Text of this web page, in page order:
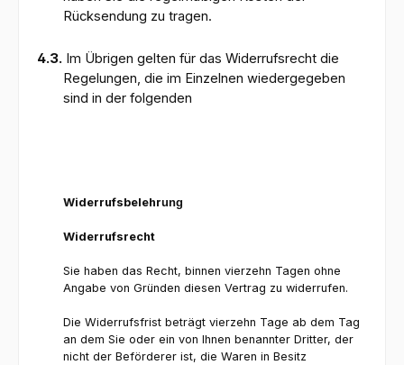
Rücksendung zu tragen.
4.3. Im Übrigen gelten für das Widerrufsrecht die
Regelungen, die im Einzelnen wiedergegeben
sind in der folgenden
Widerrufsbelehrung
Widerrufsrecht
Sie haben das Recht, binnen vierzehn Tagen ohne
Angabe von Gründen diesen Vertrag zu widerrufen.
Die Widerrufsfrist beträgt vierzehn Tage ab dem Tag
an dem Sie oder ein von Ihnen benannter Dritter, der
nicht der Beförderer ist, die Waren in Besitz